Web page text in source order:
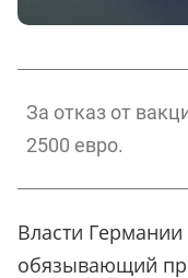
За отказ от
2500 евро.
Власти
обязывающий